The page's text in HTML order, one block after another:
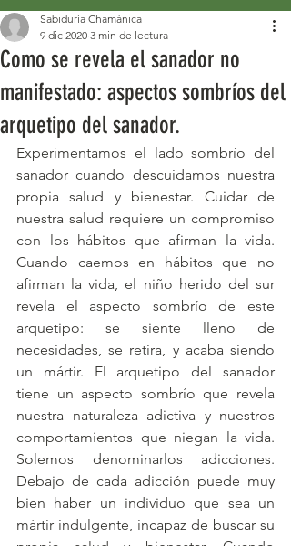
Como se revela el sanador no
manifestado: aspectos sombríos del
arquetipo del sanador.
Sabiduría Chamánica
9 dic 2020 3 min de lectura
Experimentamos el lado sombrío del
sanador cuando descuidamos nuestra
propia salud y bienestar. Cuidar de
nuestra salud requiere un compromiso
con los hábitos que afirman la vida.
Cuando caemos en hábitos que no
afirman la vida, el niño herido del sur
revela el aspecto sombrío de este
arquetipo: se siente lleno de
necesidades, se retira, y acaba siendo
un mártir. El arquetipo del sanador
tiene un aspecto sombrío que revela
nuestra naturaleza adictiva y nuestros
comportamientos que niegan la vida.
Solemos denominarlos adicciones.
Debajo de cada adicción puede muy
bien haber un individuo que sea un
mártir indulgente, incapaz de buscar su